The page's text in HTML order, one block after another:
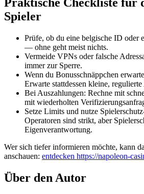
Praktische Checkliste für
Spieler
Prüfe, ob du eine belgische ID oder
— ohne geht meist nichts.
Vermeide VPNs oder falsche
immer zur Sperre.
Wenn du Bonusschnäppchen
Erwarte stattdessen kleine,
Bei Auszahlungen: Rechne mit
mit wiederholten
Setze Limits und nutze
Operatoren sind strikt, aber
Eigenverantwortung.
Wer sich tiefer informieren möchte, kann
anschauen: entdecken https://napoleon-
Über den Autor